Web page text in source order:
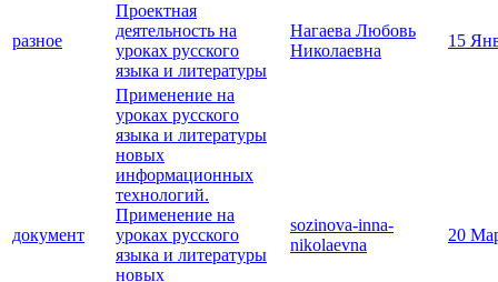
разное
Проектная
деятельность на
уроках русского
языка и литературы
Нагаева Любовь
Николаевна
15
документ
Применение на
уроках русского
языка и литературы
новых
информационных
технологий.
Применение на
уроках русского
языка и литературы
новых
sozinova-inna-
nikolaevna
20